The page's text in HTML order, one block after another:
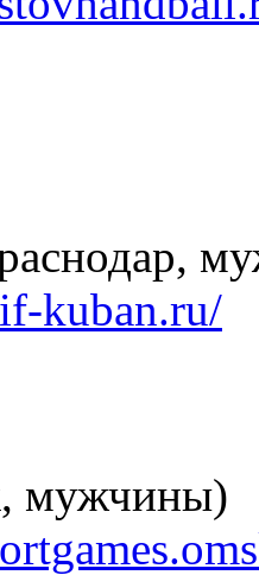
kuban.ru/
мужчины)